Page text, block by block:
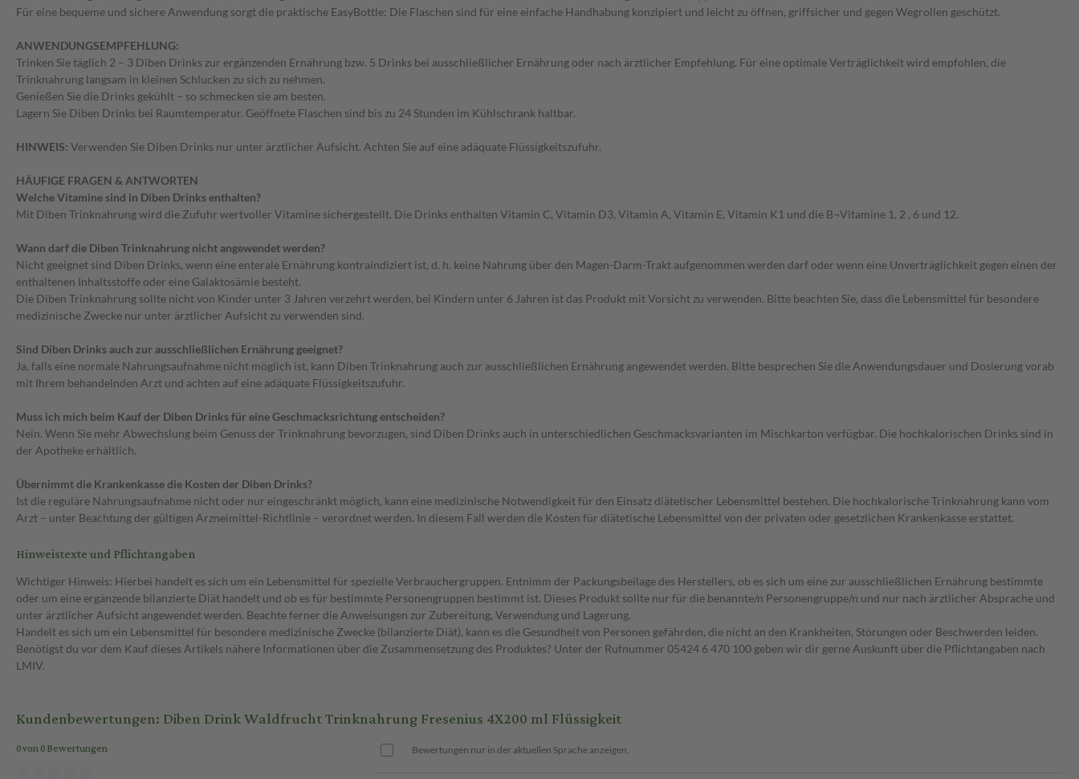
Für eine bequeme und sichere Anwendung sorgt die praktische EasyBottle: Die Flaschen sind für eine einfache Handhabung konzipiert und leicht zu öffnen, griffsicher und gegen Wegrollen geschützt.
ANWENDUNGSEMPFEHLUNG:
Trinken Sie täglich 2 – 3 Diben Drinks zur ergänzenden Ernährung bzw. 5 Drinks bei ausschließlicher Ernährung oder nach ärztlicher Empfehlung. Für eine optimale Verträglichkeit wird empfohlen, die
Trinknahrung langsam in kleinen Schlucken zu sich zu nehmen.
Genießen Sie die Drinks gekühlt – so schmecken sie am besten.
Lagern Sie Diben Drinks bei Raumtemperatur. Geöffnete Flaschen sind bis zu 24 Stunden im Kühlschrank haltbar.
HINWEIS: Verwenden Sie Diben Drinks nur unter ärztlicher Aufsicht. Achten Sie auf eine adäquate Flüssigkeitszufuhr.
HÄUFIGE FRAGEN & ANTWORTEN
Welche Vitamine sind in Diben Drinks enthalten?
Mit Diben Trinknahrung wird die Zufuhr wertvoller Vitamine sichergestellt. Die Drinks enthalten Vitamin C, Vitamin D3, Vitamin A, Vitamin E, Vitamin K1 und die B¬Vitamine 1, 2 , 6 und 12.
Wann darf die Diben Trinknahrung nicht angewendet werden?
Nicht geeignet sind Diben Drinks, wenn eine enterale Ernährung kontraindiziert ist, d. h. keine Nahrung über den Magen-Darm-Trakt aufgenommen werden darf oder wenn eine Unverträglichkeit gegen einen der
enthaltenen Inhaltsstoffe oder eine Galaktosämie besteht.
Die Diben Trinknahrung sollte nicht von Kinder unter 3 Jahren verzehrt werden, bei Kindern unter 6 Jahren ist das Produkt mit Vorsicht zu verwenden. Bitte beachten Sie, dass die Lebensmittel für besondere
medizinische Zwecke nur unter ärztlicher Aufsicht zu verwenden sind.
Sind Diben Drinks auch zur ausschließlichen Ernährung geeignet?
Ja, falls eine normale Nahrungsaufnahme nicht möglich ist, kann Diben Trinknahrung auch zur ausschließlichen Ernährung angewendet werden. Bitte besprechen Sie die Anwendungsdauer und Dosierung vorab
mit Ihrem behandelnden Arzt und achten auf eine adäquate Flüssigkeitszufuhr.
Muss ich mich beim Kauf der Diben Drinks für eine Geschmacksrichtung entscheiden?
Nein. Wenn Sie mehr Abwechslung beim Genuss der Trinknahrung bevorzugen, sind Diben Drinks auch in unterschiedlichen Geschmacksvarianten im Mischkarton verfügbar. Die hochkalorischen Drinks sind in
der Apotheke erhältlich.
Übernimmt die Krankenkasse die Kosten der Diben Drinks?
Ist die reguläre Nahrungsaufnahme nicht oder nur eingeschränkt möglich, kann eine medizinische Notwendigkeit für den Einsatz diätetischer Lebensmittel bestehen. Die hochkalorische Trinknahrung kann vom
Arzt – unter Beachtung der gültigen Arzneimittel-Richtlinie – verordnet werden. In diesem Fall werden die Kosten für diätetische Lebensmittel von der privaten oder gesetzlichen Krankenkasse erstattet.
Hinweistexte und Pflichtangaben
Wichtiger Hinweis: Hierbei handelt es sich um ein Lebensmittel für spezielle Verbrauchergruppen. Entnimm der Packungsbeilage des Herstellers, ob es sich um eine zur ausschließlichen Ernährung bestimmte
oder um eine ergänzende bilanzierte Diät handelt und ob es für bestimmte Personengruppen bestimmt ist. Dieses Produkt sollte nur für die benannte/n Personengruppe/n und nur nach ärztlicher Absprache und
unter ärztlicher Aufsicht angewendet werden. Beachte ferner die Anweisungen zur Zubereitung, Verwendung und Lagerung.
Handelt es sich um ein Lebensmittel für besondere medizinische Zwecke (bilanzierte Diät), kann es die Gesundheit von Personen gefährden, die nicht an den Krankheiten, Störungen oder Beschwerden leiden.
Benötigst du vor dem Kauf dieses Artikels nähere Informationen über die Zusammensetzung des Produktes? Unter der Rufnummer 05424 6 470 100 geben wir dir gerne Auskunft über die Pflichtangaben nach
LMIV.
Kundenbewertungen: Diben Drink Waldfrucht Trinknahrung Fresenius 4X200 ml Flüssigkeit
0 von 0 Bewertungen Bewertungen nur in der aktuellen Sprache anzeigen.